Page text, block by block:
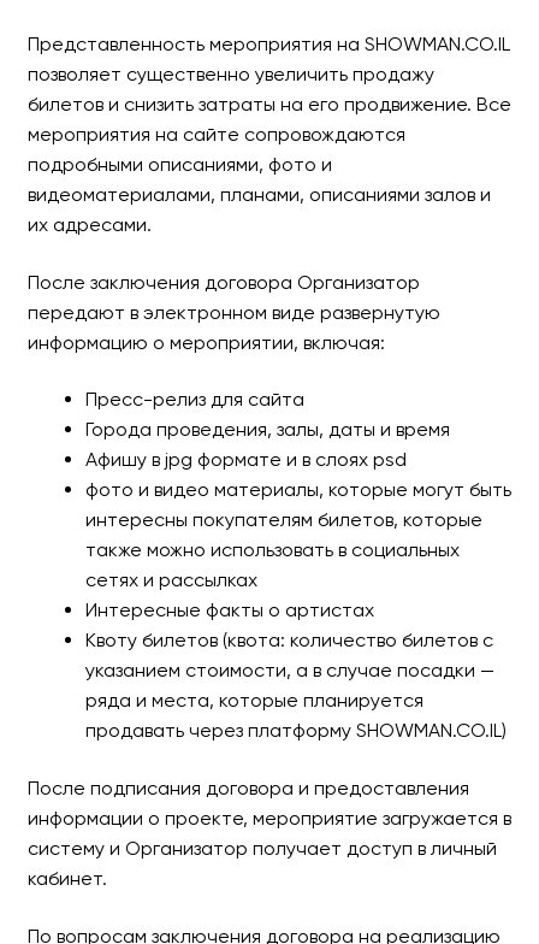
Представленность мероприятия на SHOWMAN.CO.IL
позволяет существенно увеличить продажу
билетов и снизить затраты на его продвижение. Все
мероприятия на сайте сопровождаются
подробными описаниями, фото и
видеоматериалами, планами, описаниями залов и
их адресами.
После заключения договора Организатор
передают в электронном виде развернутую
информацию о мероприятии, включая:
Пресс-релиз для сайта
Города проведения, залы, даты и время
Афишу в jpg формате и в слоях psd
фото и видео материалы, которые могут быть
интересны покупателям билетов, которые
также можно использовать в социальных
сетях и рассылках
Интересные факты о артистах
Квоту билетов (квота: количество билетов с
указанием стоимости, а в случае посадки —
ряда и места, которые планируется
продавать через платформу SHOWMAN.CO.IL)
После подписания договора и предоставления
информации о проекте, мероприятие загружается в
систему и Организатор получает доступ в личный
кабинет.
По вопросам заключения договора на реализацию